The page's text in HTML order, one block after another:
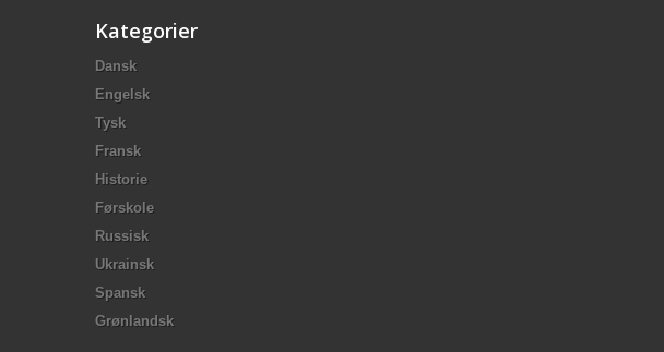
Kategorier
Dansk
Engelsk
Tysk
Fransk
Historie
Førskole
Russisk
Ukrainsk
Spansk
Grønlandsk